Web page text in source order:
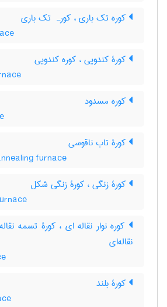
کوره تک باری ، کورہ تک باری
کورۀ کندویی ، کوره کندویی
کوره مسدود
کورۀ تاب ناقوسی
furnace
کورۀ زنگی ، کورۀ زنگی شکل
کوره نوار نقاله ای ، کورۀ تسمه
نقاله‌ای
کورۀ بلند